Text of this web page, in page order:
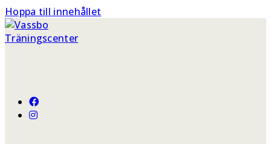
Hoppa till innehållet